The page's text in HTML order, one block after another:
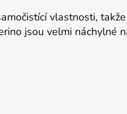
vlastnosti,
jsou velmi náchylné